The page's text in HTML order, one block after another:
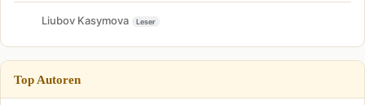
Liubov Kasymova Leser
Top Autoren